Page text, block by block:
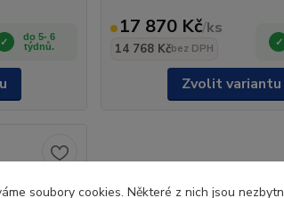
do 5- 6
týdnů.
17 870 Kč/ks
14 768 Kčbez DPH
Zvolit variantu
soubory cookies. Některé z nich jsou